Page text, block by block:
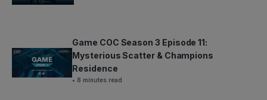
Game COC Season 3 Episode 11:
Mysterious Scatter & Champions
Residence
• 8 minutes read